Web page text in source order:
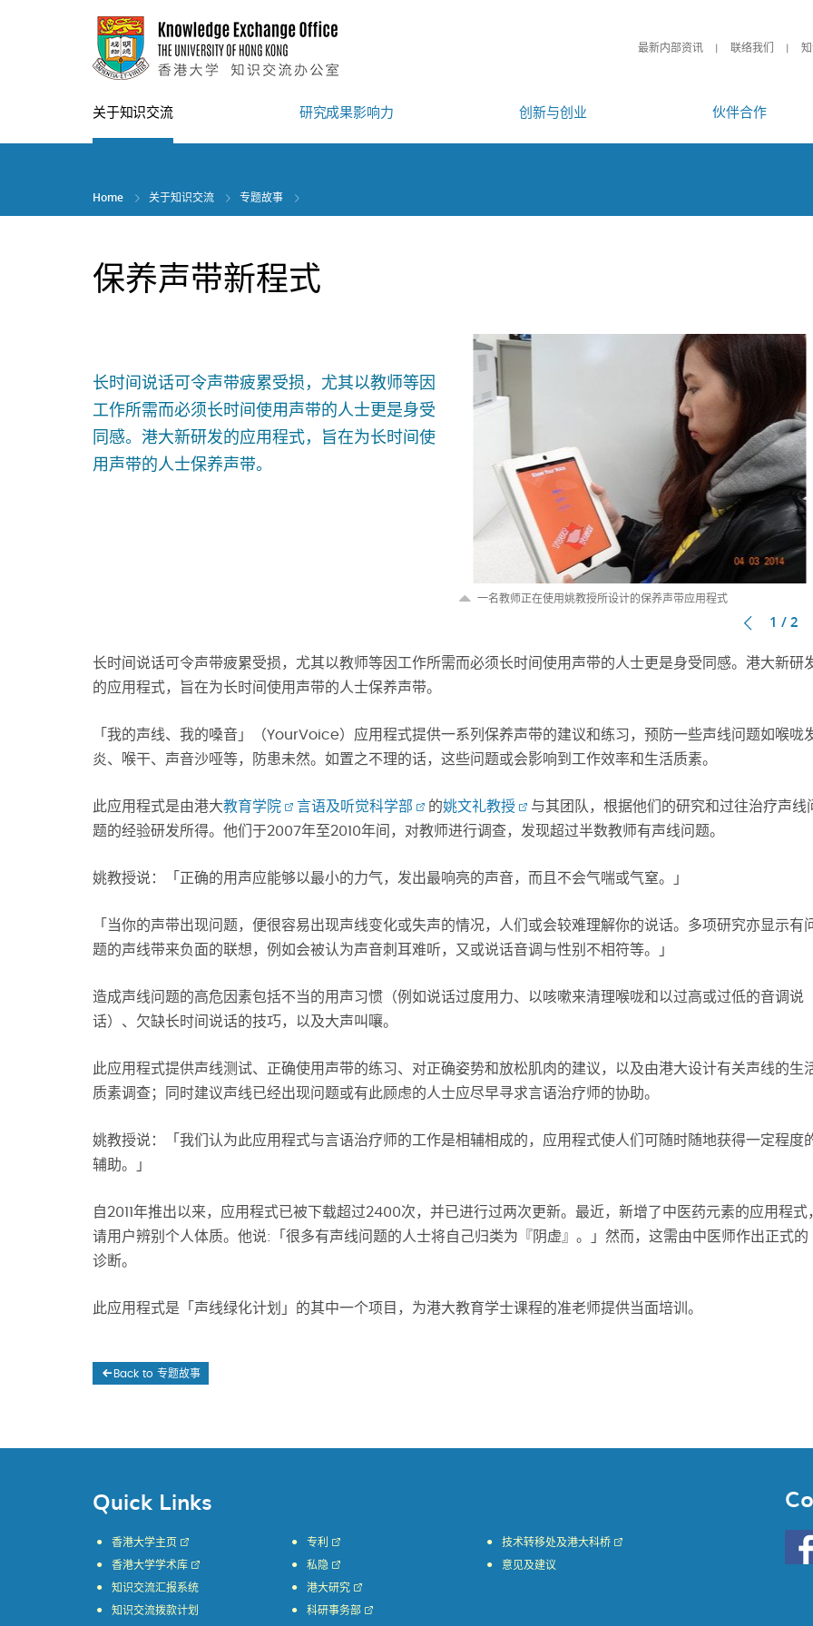
最新内部资讯 联络我们
关于知识交流 研究成果影响力 创新与创业 伙伴合作
Home 关于知识交流 专题故事
保养声带新程式
长时间说话可令声带疲累受损，尤其以教师等因
工作所需而必须长时间使用声带的人士更是身受
同感。港大新研发的应用程式，旨在为长时间使
用声带的人士保养声带。
一名教师正在使用姚教授所设计的保养声带应用程式
1 / 2
长时间说话可令声带疲累受损，尤其以教师等因工作所需而必须长时间使用声带的人士更是身受同感。港大新研
的应用程式，旨在为长时间使用声带的人士保养声带。
「我的声线、我的嗓音」（YourVoice）应用程式提供一系列保养声带的建议和练习，预防一些声线问题如喉咙
炎、喉干、声音沙哑等，防患未然。如置之不理的话，这些问题或会影响到工作效率和生活质素。
此应用程式是由港大教育学院 言语及听觉科学部 的姚文礼教授
与其团队，根据他们的研究和过往治疗声线
题的经验研发所得。他们于2007年至2010年间，对教师进行调查，发现超过半数教师有声线问题。
姚教授说：「正确的用声应能够以最小的力气，发出最响亮的声音，而且不会气喘或气窒。」
「当你的声带出现问题，便很容易出现声线变化或失声的情况，人们或会较难理解你的说话。多项研究亦显示有问
题的声线带来负面的联想，例如会被认为声音刺耳难听，又或说话音调与性别不相符等。」
造成声线问题的高危因素包括不当的用声习惯（例如说话过度用力、以咳嗽来清理喉咙和以过高或过低的音调说
话）、欠缺长时间说话的技巧，以及大声叫嚷。
此应用程式提供声线测试、正确使用声带的练习、对正确姿势和放松肌肉的建议，以及由港大设计有关声线的生
质素调查；同时建议声线已经出现问题或有此顾虑的人士应尽早寻求言语治疗师的协助。
姚教授说：「我们认为此应用程式与言语治疗师的工作是相辅相成的，应用程式使人们可随时随地获得一定程度
辅助。」
自2011年推出以来，应用程式已被下载超过2400次，并已进行过两次更新。最近，新增了中医药元素的应用程式
请用户辨别个人体质。他说:「很多有声线问题的人士将自己归类为『阴虚』。」然而，这需由中医师作出正式的
诊断。
此应用程式是「声线绿化计划」的其中一个项目，为港大教育学士课程的准老师提供当面培训。
Back to 专题故事
Quick Links
香港大学主页
香港大学学术库
知识交流汇报系统
知识交流拨款计划
专利
私隐
港大研究
科研事务部
技术转移处及港大科桥
意见及建议
HKU